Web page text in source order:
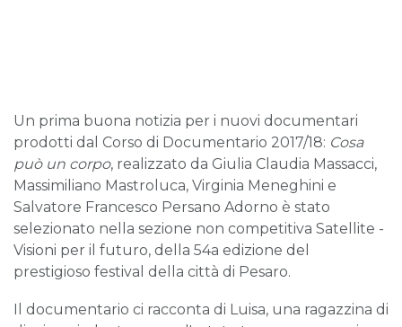
Un prima buona notizia per i nuovi documentari
prodotti dal Corso di Documentario 2017/18: Cosa
può un corpo, realizzato da Giulia Claudia Massacci,
Massimiliano Mastroluca, Virginia Meneghini e
Salvatore Francesco Persano Adorno è stato
selezionato nella sezione non competitiva Satellite -
Visioni per il futuro, della 54a edizione del
prestigioso festival della città di Pesaro.
Il documentario ci racconta di Luisa, una ragazzina di